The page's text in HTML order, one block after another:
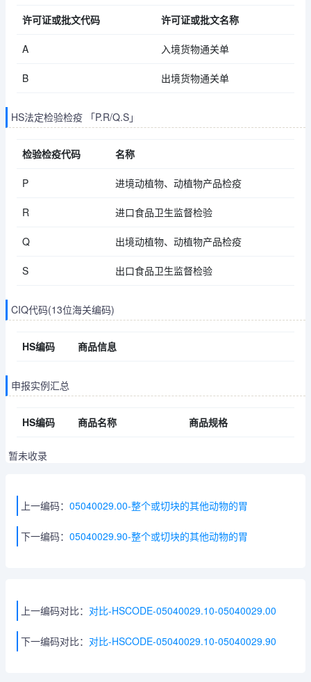
许可证或批文代码 许可证或批文名称
A 入境货物通关单
B 出境货物通关单
HS法定检验检疫 「P.R/Q.S」
检验检疫代码 名称
P 进境动植物、动植物产品检疫
R 进口食品卫生监督检验
Q 出境动植物、动植物产品检疫
S 出口食品卫生监督检验
CIQ代码(13位海关编码)
HS编码 商品信息
申报实例汇总
HS编码 商品名称 商品规格
暂未收录
上一编码： 05040029.00-整个或切块的其他动物的胃
下一编码： 05040029.90-整个或切块的其他动物的胃
上一编码对比： 对比-HSCODE-05040029.10-05040029.00
下一编码对比： 对比-HSCODE-05040029.10-05040029.90